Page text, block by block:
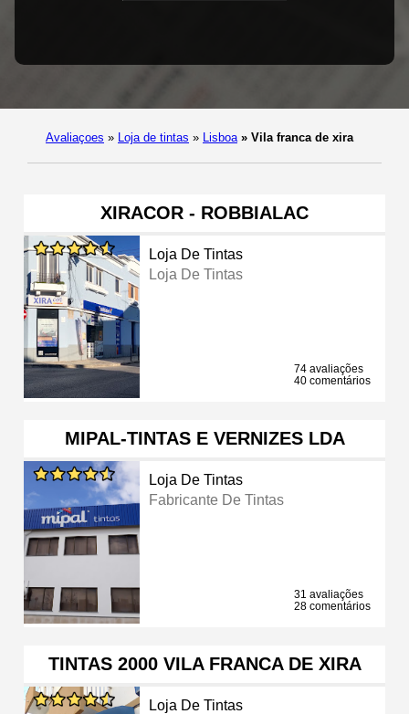
Avaliaçoes » Loja de tintas » Lisboa » Vila franca de xira
XIRACOR - ROBBIALAC
Loja De Tintas
Loja De Tintas
74 avaliações
40 comentários
MIPAL-TINTAS E VERNIZES LDA
Loja De Tintas
Fabricante De Tintas
31 avaliações
28 comentários
TINTAS 2000 VILA FRANCA DE XIRA
Loja De Tintas